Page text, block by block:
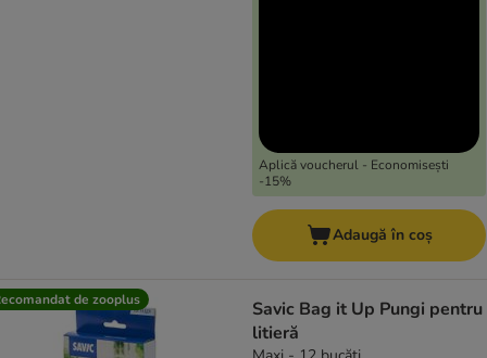
Aplică voucherul - Economisești
-15%
Adaugă în coș
de zooplus
Savic Bag it Up Pungi pentru
litieră